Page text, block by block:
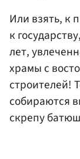
Или взять, к
к
лет,
храмы с
строителей!
собираются
скрепу